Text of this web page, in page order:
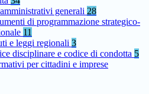
generali 28
di programmazione strategico-
11
e leggi regionali 3
disciplinare e codice di condotta 5
per cittadini e imprese